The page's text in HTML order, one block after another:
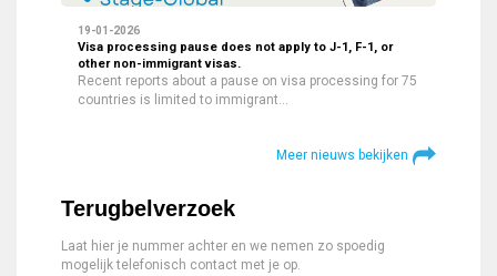
19-01-2026
Visa processing pause does not apply to J-1, F-1, or
other non-immigrant visas.
Recent reports about a pause on visa processing for 75
countries is limited to immigrant…
Meer nieuws bekijken
Terugbelverzoek
Laat hier je nummer achter en we nemen zo spoedig
mogelijk telefonisch contact met je op.